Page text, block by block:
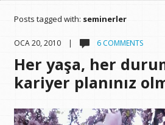
Posts tagged with: seminerler
OCA 20, 2010 | 6 COMMENTS
Her yaşa, her
kariyer planınız